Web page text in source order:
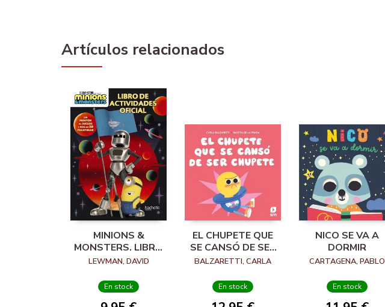
Artículos relacionados
MINIONS &
MONSTERS. LIBRO
DE ACTIVIDADES
LEWMAN, DAVID
En stock
EL CHUPETE QUE
SE CANSÓ DE SER
CHUPETE
BALZARETTI, CARLA
En stock
NICO SE VA A
DORMIR
CARTAGENA, PABLO
En stock